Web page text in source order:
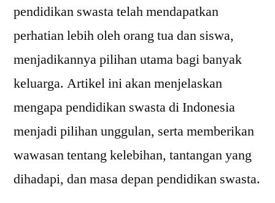
pendidikan swasta telah mendapatkan
perhatian lebih oleh orang tua dan siswa,
menjadikannya pilihan utama bagi banyak
keluarga. Artikel ini akan menjelaskan
mengapa pendidikan swasta di Indonesia
menjadi pilihan unggulan, serta memberikan
wawasan tentang kelebihan, tantangan yang
dihadapi, dan masa depan pendidikan swasta.